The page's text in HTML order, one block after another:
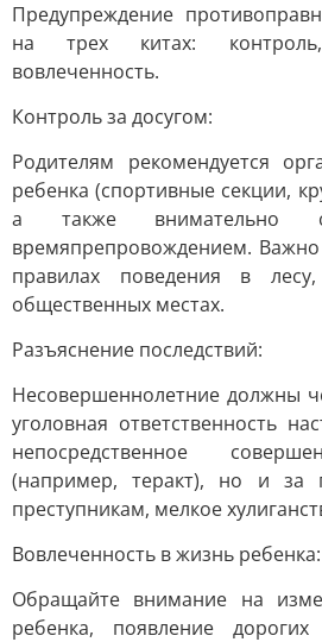
Предупреждение
на трех китах:
вовлеченность.
Контроль за досугом:
Родителям рекомендуется
ребенка (спортивные секции,
а также внимательно
времяпрепровождением.
правилах поведения в
общественных местах.
Разъяснение последствий:
Несовершеннолетние должны
уголовная ответственность
непосредственное
(например, теракт), но и за
преступникам, мелкое
Вовлеченность в жизнь ребенка:
Обращайте внимание на
ребенка, появление